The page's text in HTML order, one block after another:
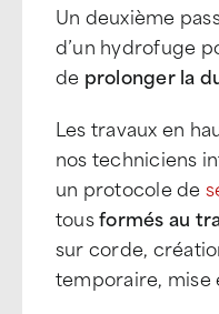
Un deuxième
d’un hydrofuge
de prolonger la
Les travaux en
nos techniciens
un protocole de
tousformés au
sur corde,
temporaire, mise